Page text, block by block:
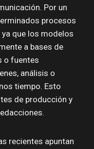
Por un
procesos
que los modelos
a bases de
o fuentes
análisis o
tiempo. Esto
de producción y
recientes apuntan